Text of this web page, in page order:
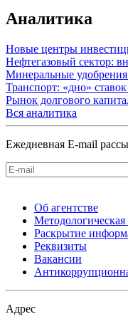
Аналитика
Новые центры
Нефтегазовый сектор:
Минеральные
Транспорт: «дно»
Рынок долгового
Вся аналитика
Ежедневная E-mail
Об агентстве
Методологическая
Раскрытие
Реквизиты
Вакансии
Адрес